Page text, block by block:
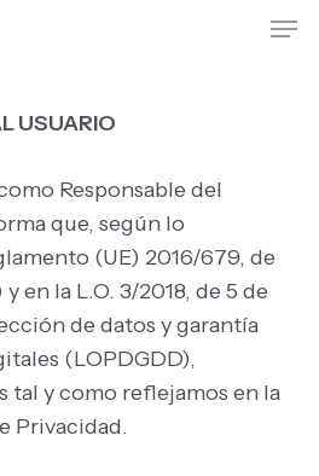
USUARIO
Responsable del
que, según lo
(UE) 2016/679, de
en la L.O. 3/2018, de 5 de
de datos y garantía
(LOPDGDD),
tal y como reflejamos en la
Privacidad.